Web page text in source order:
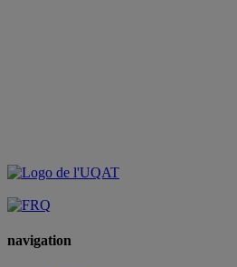
navigation